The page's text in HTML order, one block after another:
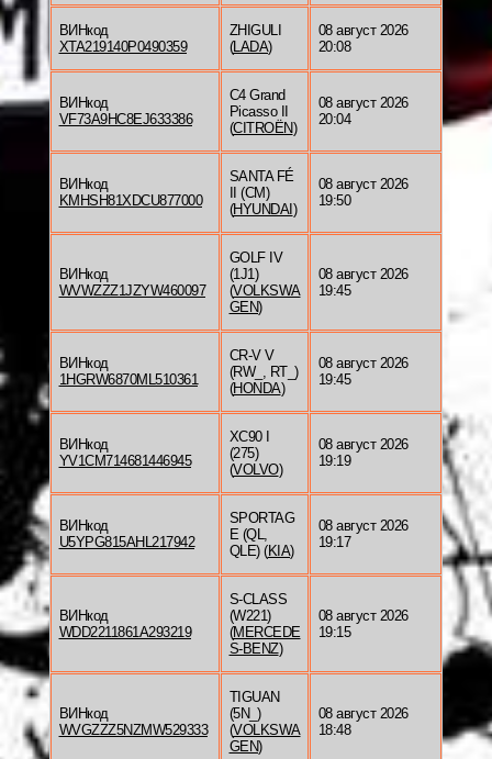
ВИНкод
XTA219140P0490359
ZHIGULI
(LADA)
08 август 2026
20:08
ВИНкод
VF73A9HC8EJ633386
C4 Grand
Picasso II
(CITROËN)
08 август 2026
20:04
ВИНкод
KMHSH81XDCU877000
SANTA FÉ
II (CM)
(HYUNDAI )
08 август 2026
19:50
ВИНкод
WVWZZZ1JZYW460097
GOLF IV
(1J1)
(VOLKSWA
GEN)
08 август 2026
19:45
ВИНкод
1HGRW6870ML510361
CR-V V
(RW_, RT_)
(HONDA)
08 август 2026
19:45
ВИНкод
YV1CM714681446945
XC90 I
(275)
(VOLVO)
08 август 2026
19:19
ВИНкод
U5YPG815AHL217942
SPORTAG
E (QL,
QLE) (KIA)
08 август 2026
19:17
ВИНкод
WDD2211861A293219
S-CLASS
(W221)
(MERCEDE
S-BENZ)
08 август 2026
19:15
ВИНкод
WVGZZZ5NZMW529333
TIGUAN
(5N_)
(VOLKSWA
GEN)
08 август 2026
18:48